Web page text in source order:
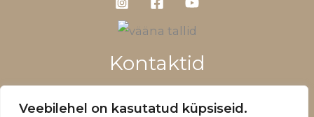
Veebilehel on kasutatud küpsiseid.
Kontaktid
+372 5660 1028